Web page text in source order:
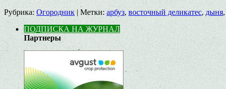
Рубрика: Огородник | Метки: арбуз, восточный деликатес,дыня,
ПОДПИСКА НА ЖУРНАЛ
Партнеры